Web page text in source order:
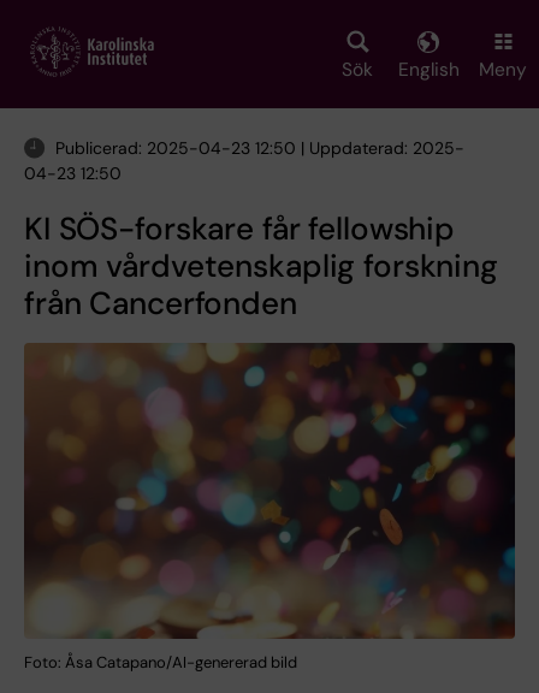
main
Sök English Meny
Publicerad: 2025-04-23 12:50 | Uppdaterad: 2025-
04-23 12:50
KI SÖS-forskare får fellowship
inom vårdvetenskaplig forskning
från Cancerfonden
Foto: Åsa Catapano/AI-genererad bild